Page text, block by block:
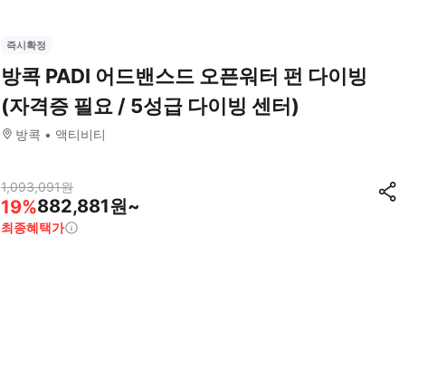
즉시확정
방콕 PADI 어드밴스드 오픈워터 펀 다이빙
(자격증 필요 / 5성급 다이빙 센터)
방콕 액티비티
1,093,091원
19%882,881원~
최종혜택가